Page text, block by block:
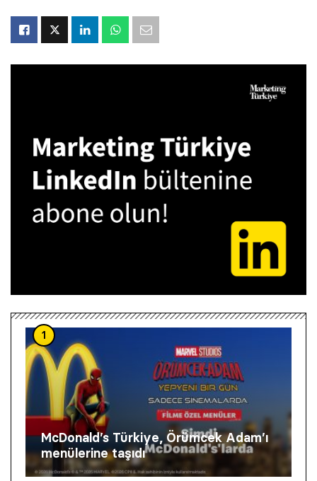
1
McDonald’s Türkiye, Örümcek Adam’ı
menülerine taşıdı